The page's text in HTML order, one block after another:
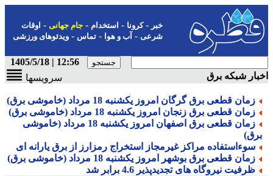
-کرونا-استخدام- جام جهانی-اوقات
شرعی-آب و هوا-تماس-ویدئوهای ورزشی
12:56 | 1405/5/18
شبکه برق
سرویسها
زمان قطعی برق گرگان امروز یکشنبه 18 مرداد (خاموشی برق)
زمان قطعی برق زنجان امروز یکشنبه 18 مرداد (خاموشی برق)
زمان قطعی برق اصفهان امروز یکشنبه 18 مرداد (خاموشی
سوءاستفاده مراکز غیرمجاز استخراج رمزارز از برق یارانه ای
زمان قطعی برق بوشهر امروز یکشنبه 18 مرداد (خاموشی برق)
ظرفیت نیروگاه های تجدیدپذیر 4.6 برابر شد